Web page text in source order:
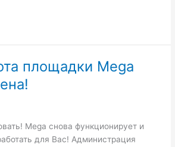
площадки Mega
Mega снова функционирует и
для Вас! Администрация